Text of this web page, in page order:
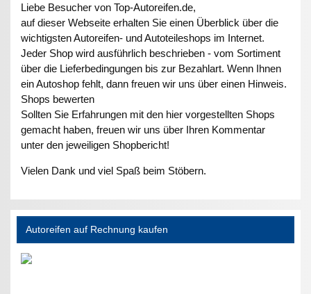
Liebe Besucher von Top-Autoreifen.de,
auf dieser Webseite erhalten Sie einen Überblick über die
wichtigsten Autoreifen- und Autoteileshops im Internet.
Jeder Shop wird ausführlich beschrieben - vom Sortiment
über die Lieferbedingungen bis zur Bezahlart. Wenn Ihnen
ein Autoshop fehlt, dann freuen wir uns über einen Hinweis.
Shops bewerten
Sollten Sie Erfahrungen mit den hier vorgestellten Shops
gemacht haben, freuen wir uns über Ihren Kommentar
unter den jeweiligen Shopbericht!
Vielen Dank und viel Spaß beim Stöbern.
Autoreifen auf Rechnung kaufen